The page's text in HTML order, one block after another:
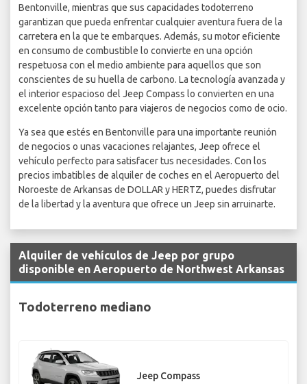
Bentonville, mientras que sus capacidades todoterreno
garantizan que pueda enfrentar cualquier aventura fuera de la
carretera en la que te embarques. Además, su motor eficiente
en consumo de combustible lo convierte en una opción
respetuosa con el medio ambiente para aquellos que son
conscientes de su huella de carbono. La tecnología avanzada y
el interior espacioso del Jeep Compass lo convierten en una
excelente opción tanto para viajeros de negocios como de ocio.
Ya sea que estés en Bentonville para una importante reunión
de negocios o unas vacaciones relajantes, Jeep ofrece el
vehículo perfecto para satisfacer tus necesidades. Con los
precios imbatibles de alquiler de coches en el Aeropuerto del
Noroeste de Arkansas de DOLLAR y HERTZ, puedes disfrutar
de la libertad y la aventura que ofrece un Jeep sin arruinarte.
Alquiler de vehículos de Jeep por grupo
disponible en Aeropuerto de Northwest Arkansas
Todoterreno mediano
Jeep Compass